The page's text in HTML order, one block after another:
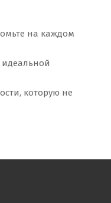
на каждом
которую не